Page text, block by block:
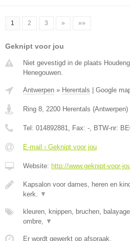
1 2 3 » »»
Geknipt voor jou
Niet gevestigd in de plaats
Henegouwen.
Antwerpen » Herentals Google
Ring 8, 2200 Herentals (Antwerpen)
Tel: 014892881, Fax: -, BTW-nr:
E-mail › Geknipt voor jou
Website: http://www.geknipt-voor-
Kapsalon voor dames, heren en
kerk. ▼
kleuren, knippen, bruchen,
ombre, ▼
Er wordt gewerkt op afspraak.